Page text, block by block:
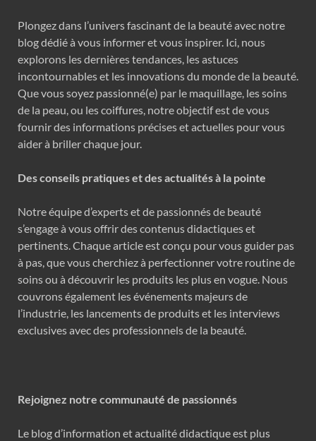
Plongez dans l’univers fascinant de la beauté avec notre
blog dédié à vous informer et vous inspirer. Ici, nous
explorons les dernières tendances, les astuces
incontournables et les innovations du monde de la beauté.
Que vous soyez passionné(e) par le maquillage, les soins
de la peau, ou les coiffures, notre objectif est de vous
fournir des informations précises et actuelles pour vous
aider à briller chaque jour.
Des conseils pratiques et des actualités à la pointe
Notre équipe d’experts et de passionnés de beauté
s’engage à vous offrir des contenus didactiques et
pertinents. Chaque article est conçu pour vous guider pas
à pas, que vous cherchiez à perfectionner votre routine de
soins ou à découvrir les produits les plus en vogue. Nous
couvrons également les événements majeurs de
l’industrie, les lancements de produits et les interviews
exclusives avec des professionnels de la beauté.
Rejoignez notre communauté de passionnés
Le blog d’information et actualité didactique est plus